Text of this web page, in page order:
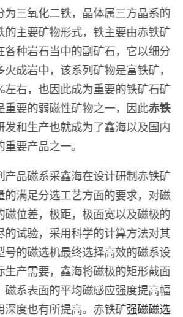
为三氧化二铁，晶体属三方晶系的
的主要矿物形式，铁主要由赤铁矿
各种岩石当中的副矿石，它以细分
成岩中，该系列矿物是富铁矿，
左右，也因此成为重要的铁矿石矿
重要的弱磁性矿物之一，因此赤铁
发和生产也就成为了鑫海以及国内
要产品之一。
产品磁系采鑫海在设计研制赤铁矿
的满足分选工艺方面的要求，对磁
磁位差，极距，极面宽以及磁极的
的试验，采用科学的计算方法对其
号的磁选机最终选择高效的磁系设
生产需要，鑫海将磁极的矩形截面
磁系表面的平均磁感应强度提高幅
深度也有所提高。赤铁矿强磁磁选